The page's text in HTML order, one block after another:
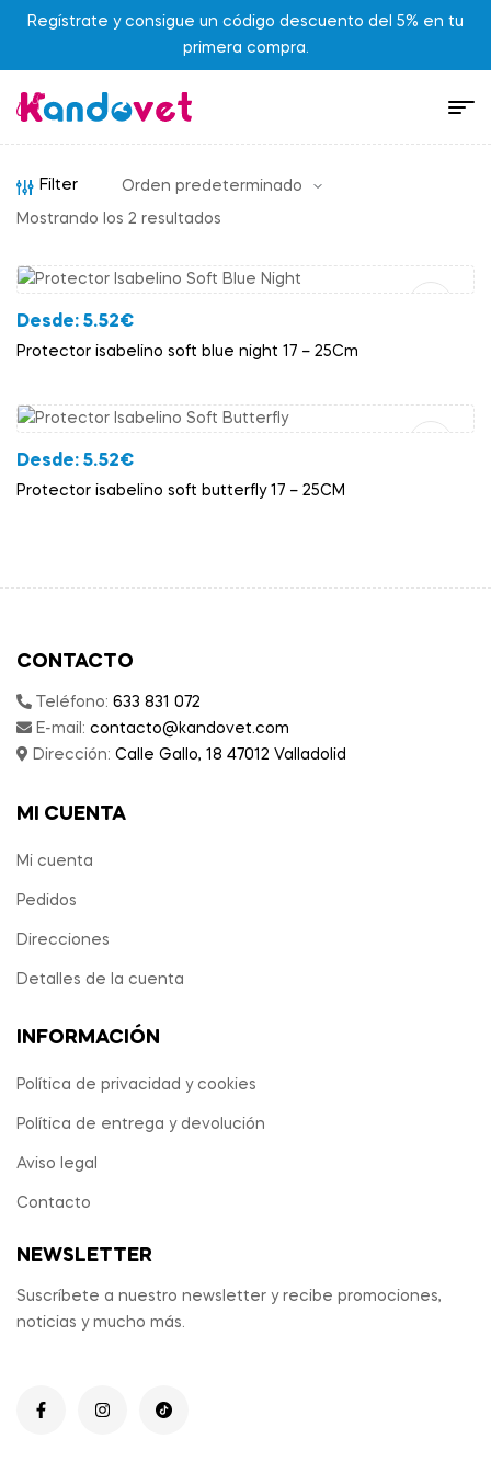
Regístrate y consigue un código descuento del 5% en tu
primera compra.
Filter
Mostrando los 2 resultados
Desde: 5.52€
Protector isabelino soft blue night 17 – 25Cm
Desde: 5.52€
Protector isabelino soft butterfly 17 – 25CM
CONTACTO
Teléfono: 633 831 072
E-mail: contacto@kandovet.com
Dirección: Calle Gallo, 18 47012 Valladolid
MI CUENTA
Mi cuenta
Pedidos
Direcciones
Detalles de la cuenta
INFORMACIÓN
Política de privacidad y cookies
Política de entrega y devolución
Aviso legal
Contacto
NEWSLETTER
Suscríbete a nuestro newsletter y recibe promociones,
noticias y mucho más.